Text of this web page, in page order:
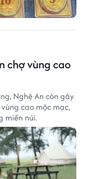
chợ vùng cao
Nghệ An còn gây
cao mộc mạc,
miền núi.